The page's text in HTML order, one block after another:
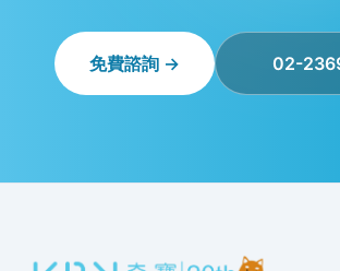
免費諮詢 → 02-